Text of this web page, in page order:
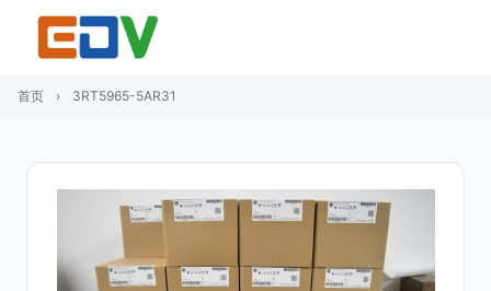
首页 › 3RT5965-5AR31